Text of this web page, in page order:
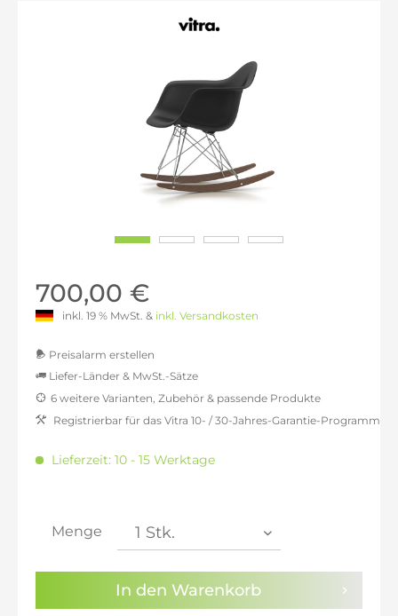
700,00 €
inkl. 19 % MwSt. & inkl. Versandkosten
Preisalarm erstellen
Sie haben dieDatenschutzbestimmungen
Kenntnis genommen.
Liefer-Länder & MwSt.-Sätze
inkl. 16% MwSt.: 682,35 €
inkl. 21% MwSt.: 711,76 €
6 weitere Varianten, Zubehör & passende Produkte
Registrierbar für das Vitra 10- / 30-Jahres-Garantie-Programm
Lieferzeit: 10 - 15 Werktage
Menge
In den Warenkorb